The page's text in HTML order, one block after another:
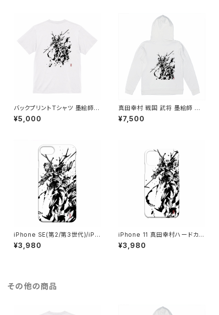
バックプリントTシャツ 墨絵師
御歌頭 デザイン 真田幸村 戦国
武将 白Ｔシャツ 半袖 おすすめ
¥5,000
真田幸村 戦国 武将 墨絵師 御
歌頭 バック デザイン ホワイト
パーカー 白
¥7,500
iPhone SE(第2/第3世代)/iPh
one 8/iPhone 7 真田幸村 戦
国武将 墨絵師 御歌頭 スマホケ
¥3,980
iPhone 11 真田幸村ハードカバ
ーケース グッズ デザイン 墨絵
師 御歌頭 OKAZU スマホケー
¥3,980
その他の商品